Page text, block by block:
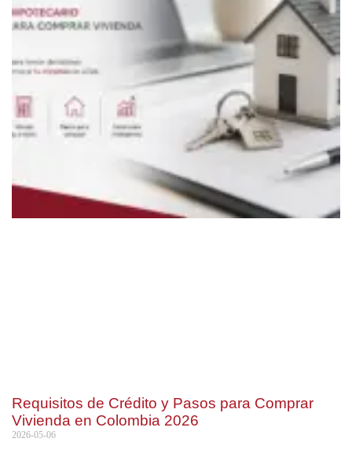
Requisitos de Crédito y Pasos para Comprar
Vivienda en Colombia 2026
2026-05-06